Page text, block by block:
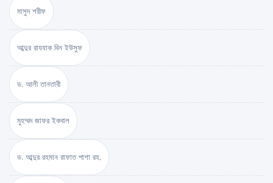
মাসুদ শরীফ
আব্দুর রাযযাক বিন ইউসুফ
ড. আলী তানতাবী
মুহম্মদ জাফর ইকবাল
ড. আব্দুর রহমান রাফাত পাশা রহ.